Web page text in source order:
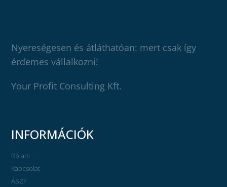
Nyereségesen és átláthatóan: mert csak így
érdemes vállalkozni!
Your Profit Consulting Kft.
INFORMÁCIÓK
Rólam
Kapcsolat
ÁSZF